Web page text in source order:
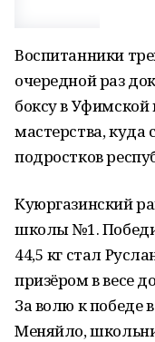
Воспитанники
очередной раз
боксу в
мастерства, куда
подростков
Куюргазинский
школы №1.
44,5 кг стал
призёром в весе
За волю к победе
Меняйло,